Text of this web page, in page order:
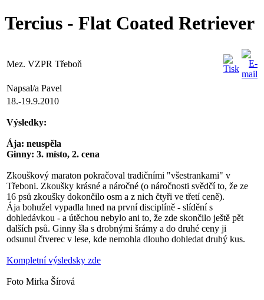
Tercius - Flat Coated Retriever
Mez. VZPR Třeboň
Napsal/a Pavel
18.-19.9.2010
Výsledky:
Ája: neuspěla
Ginny: 3. místo, 2. cena
Zkouškový maraton pokračoval tradičními "všestrankami" v
Třeboni. Zkoušky krásné a náročné (o náročnosti svědčí to, že ze
16 psů zkoušky dokončilo osm a z nich čtyři ve třetí ceně).
Ája bohužel vypadla hned na první disciplíně - slídění s
dohledávkou - a útěchou nebylo ani to, že zde skončilo ještě pět
dalších psů. Ginny šla s drobnými šrámy a do druhé ceny ji
odsunul čtverec v lese, kde nemohla dlouho dohledat druhý kus.
Kompletní výsledsky zde
Foto Mirka Šírová